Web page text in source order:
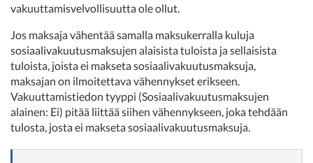
vakuuttamisvelvollisuutta ole ollut.
Jos maksaja vähentää samalla maksukerralla kuluja
sosiaalivakuutusmaksujen alaisista tuloista ja sellaisista
tuloista, joista ei makseta sosiaalivakuutusmaksuja,
maksajan on ilmoitettava vähennykset erikseen.
Vakuuttamistiedon tyyppi (Sosiaalivakuutusmaksujen
alainen: Ei) pitää liittää siihen vähennykseen, joka tehdään
tulosta, josta ei makseta sosiaalivakuutusmaksuja.